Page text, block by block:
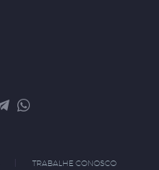
TRABALHE CONOSCO